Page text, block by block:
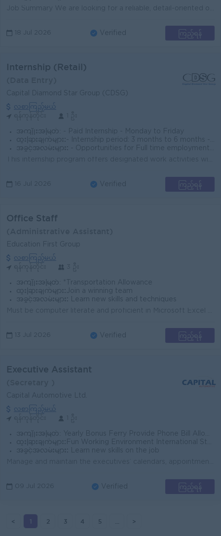
18 Jul 2026 Verified ကြည့်ရန်
Internship (Retail)
Capital Diamond Star Group (CDSG)
လစာကြည့်မယ်
အကျိုးအမြတ်: - Paid Internship - Monday to Friday
ထူးခြားချက်များ: - Internship period: 3 months to 6 months - Fun Working Environment - Join a winning team
အခွင့်အလမ်းများ:
- Opportunities for Full time employment. - Training Provided
16 Jul 2026 Verified ကြည့်ရန်
Office Staff
Education First Group
လစာကြည့်မယ်
အကျိုးအမြတ်: *Transportation Allowance
ထူးခြားချက်များ: Join a winning team
အခွင့်အလမ်းများ:
Learn new skills and techniques
13 Jul 2026 Verified ကြည့်ရန်
Executive Assistant
Capital Automotive Ltd.
လစာကြည့်မယ်
အကျိုးအမြတ်: Yearly Bonus Ferry Provide Phone Bill Allowance
ထူးခြားချက်များ: Fun Working Environment International Standard Sat, Sun_ off
အခွင့်အလမ်းများ:
Learn new skills on the job
09 Jul 2026 Verified ကြည့်ရန်
< 1 2 3 4 5 >